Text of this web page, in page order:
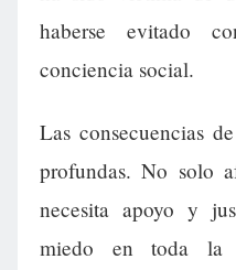
haberse evitado
conciencia social.
Las consecuencias
profundas. No solo
necesita apoyo y
miedo en toda la